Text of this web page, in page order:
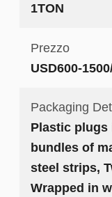
1TON
Prezzo
USD600-
Packaging
Plastic plugs
bundles of
steel strips,
Wrapped in